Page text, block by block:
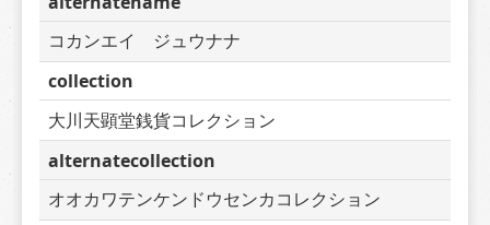
コカンエイ　ジュウナナ
collection
大川天顕堂銭貨コレクション
alternatecollection
オオカワテンケンドウセンカコレクション